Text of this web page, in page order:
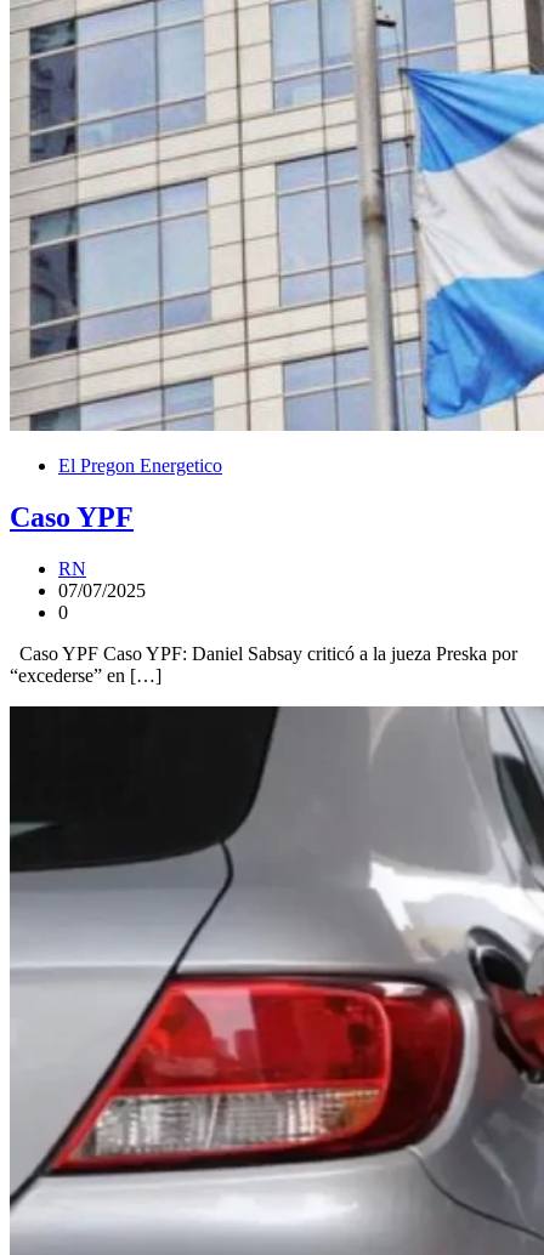
El Pregon Energetico
Caso YPF
RN
07/07/2025
0
Caso YPF Caso YPF: Daniel Sabsay criticó a la jueza Preska por
“excederse” en […]